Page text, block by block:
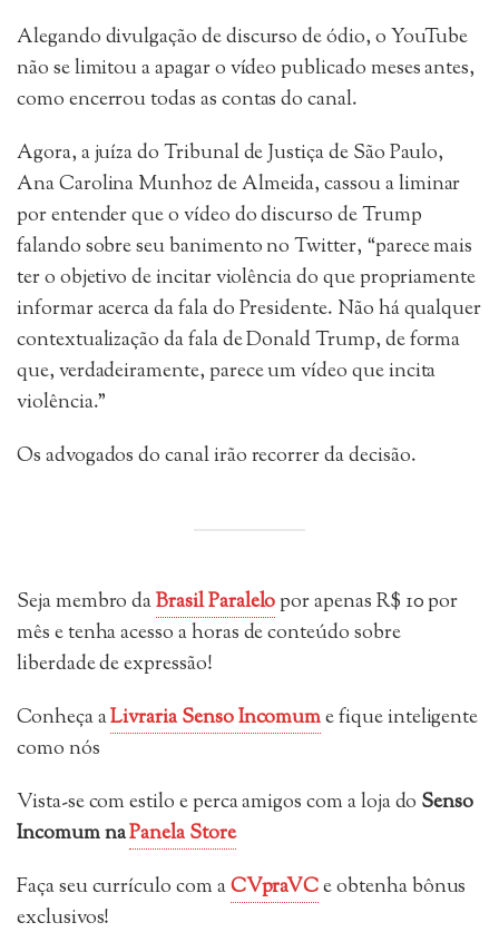
Alegando divulgação de discurso de ódio, o YouTube
não se limitou a apagar o vídeo publicado meses antes,
como encerrou todas as contas do canal.
Agora, a juíza do Tribunal de Justiça de São Paulo,
Ana Carolina Munhoz de Almeida, cassou a liminar
por entender que o vídeo do discurso de Trump
falando sobre seu banimento no Twitter, “parece mais
ter o objetivo de incitar violência do que propriamente
informar acerca da fala do Presidente. Não há qualquer
contextualização da fala de Donald Trump, de forma
que, verdadeiramente, parece um vídeo que incita
violência.”
Os advogados do canal irão recorrer da decisão.
Seja membro daBrasil Paralelopor apenas R$ 10 por
mês e tenha acesso a horas de conteúdo sobre
liberdade de expressão!
Conheça aLivraria Senso Incomume fique inteligente
como nós
Vista-se com estilo e perca amigos com a loja do Senso
IncomumnaPanela Store
Faça seu currículo com aCVpraVCe obtenha bônus
exclusivos!